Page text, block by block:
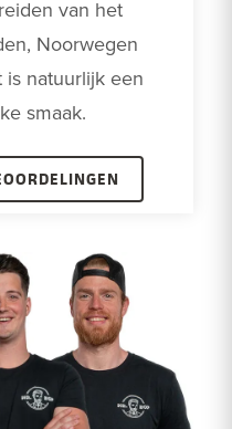
van het
Noorwegen
is natuurlijk een
smaak.